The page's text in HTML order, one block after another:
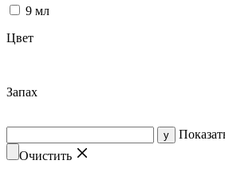
9 мл
Цвет
Запах
Очистить